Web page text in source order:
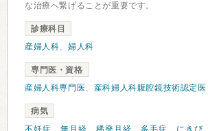
な治療へ繋げることが重要です。
診療科目
産婦人科、婦人科
専門医・資格
産婦人科専門医、 産科婦人科腹腔鏡技術認定医
病気
不妊症、 無月経、 稀発月経、 多毛症、 にきび、